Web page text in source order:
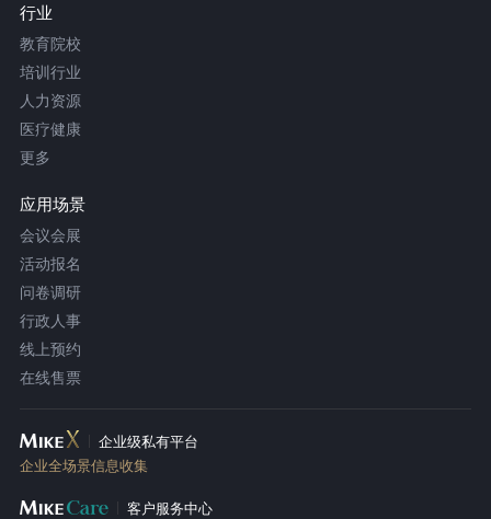
行业
教育院校
培训行业
人力资源
医疗健康
更多
应用场景
会议会展
活动报名
问卷调研
行政人事
线上预约
在线售票
企业级私有平台
企业全场景信息收集
客户服务中心